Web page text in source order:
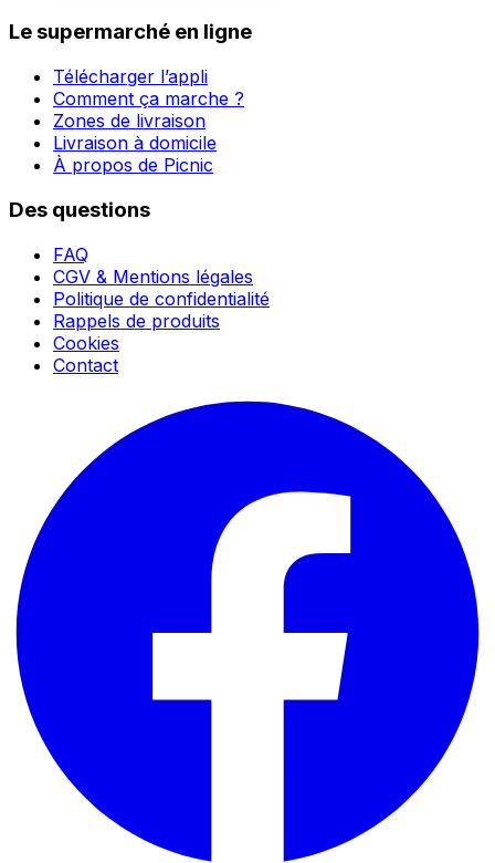
Le supermarché en ligne
Télécharger l’appli
Comment ça marche ?
Zones de livraison
Livraison à domicile
À propos de Picnic
Des questions
FAQ
CGV & Mentions légales
Politique de confidentialité
Rappels de produits
Cookies
Contact